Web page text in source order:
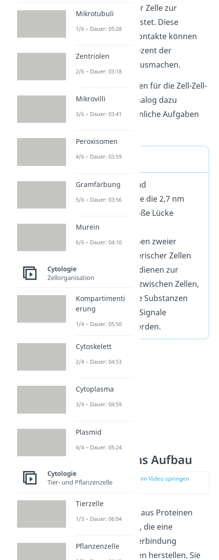
Ladungen von einer Zelle zur
anderen gewährleistet. Diese
Kommunikationskontakte können
sogar bis zu 25 Prozent der
Plasmamembran ausmachen.
Bei Pflanzen nehmen für die Zell-Zell-
Kommunikation analog dazu
Plasmodesmen
ähnliche Aufgaben
Definition
Gap Junctions sind
Proteinkanäle, die die 2,7 nm
(Nanometer) große Lücke
zwischen den
Plasmamembranen zweier
angrenzender tierischer Zellen
überwinden. Sie dienen zur
Kommunikation zwischen Zellen,
indem chemische Substanzen
oder elektrische Signale
weitergeleitet werden.
Gap Junctions Aufbau
zur Stelle im Video springen
Gap Junctions sind aus Proteinen
aufgebaute Kanäle, die eine
Kommunikationsverbindung
zwischen zwei Zellen herstellen. Sie
Mikrotubuli
1/6 – Dauer: 05:28
Zentriolen
2/6 – Dauer: 03:18
Mikrovilli
3/6 – Dauer: 03:41
Peroxisomen
4/6 – Dauer: 03:59
Gramfärbung
5/6 – Dauer: 03:56
Murein
6/6 – Dauer: 04:10
Cytologie
Zellorganisation
Kompartimenti
erung
1/4 – Dauer: 05:50
Cytoskelett
2/4 – Dauer: 04:53
Cytoplasma
3/4 – Dauer: 04:59
Plasmid
4/4 – Dauer: 05:24
Cytologie
Tier- und Pflanzenzelle
Tierzelle
1/3 – Dauer: 06:04
Pflanzenzelle